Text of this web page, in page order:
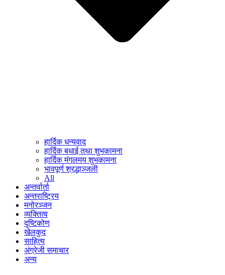
हार्दिक धन्यवाद
हार्दिक बधाई तथा शुभकामना
हार्दिक मंगलमय शुभकामना
भावपूर्ण श्रद्धाञ्जली
All
अन्तर्वार्ता
अन्तराष्ट्रिय
मनोरञ्जन
व्यक्तित्व
दृष्टिकोण
खेलकुद
साहित्य
अंग्रेजी समाचार
अन्य